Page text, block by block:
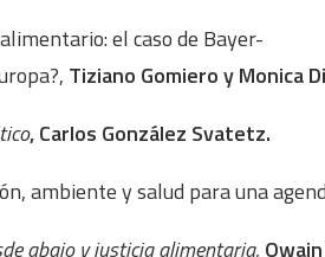
el caso de Bayer-
Tiziano Gomiero y Monica
,Carlos González Svatetz.
ambiente y salud para una
abajo y justicia alimentaria,